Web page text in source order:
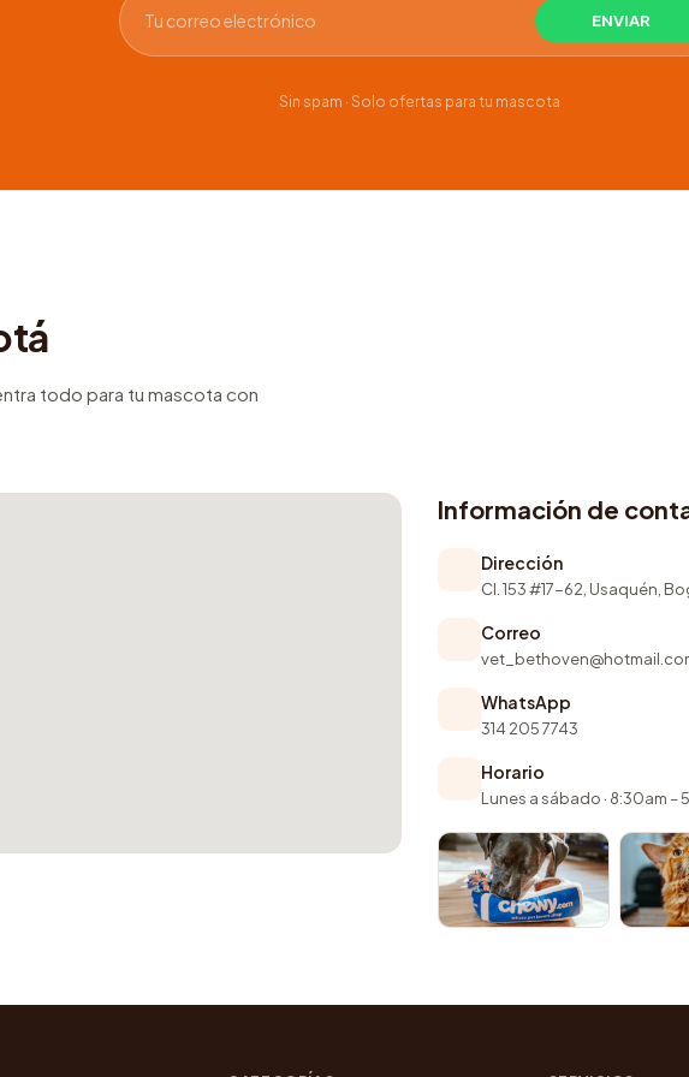
Sin spam · Solo ofertas para tu mascota
todo para tu mascota con
Información de
Dirección
Cl. 153 #17-62, Usaquén,
Correo
WhatsApp
314 205 7743
Horario
Lunes a sábado · 8:30am –